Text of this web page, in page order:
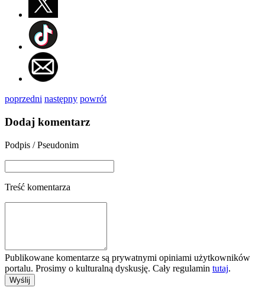
poprzedni następny powrót
Dodaj komentarz
Podpis / Pseudonim
Treść komentarza
Publikowane komentarze są prywatnymi opiniami użytkowników
portalu. Prosimy o kulturalną dyskusję. Cały regulamin tutaj.